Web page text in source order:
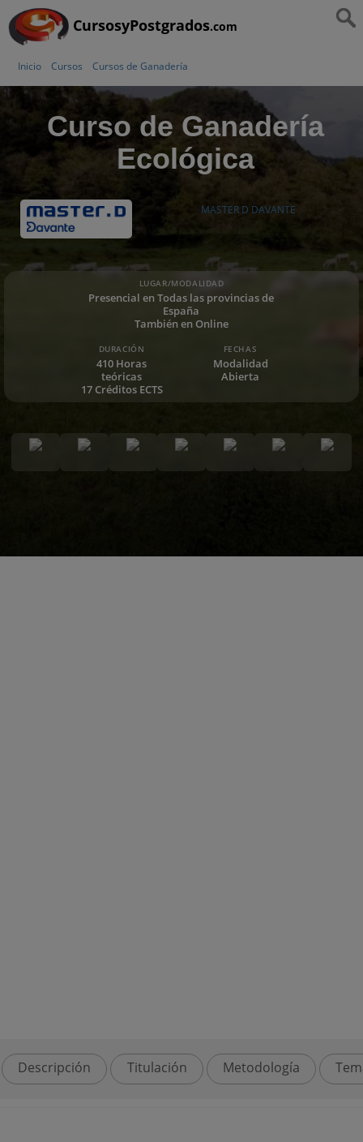
CursosyPostgrados.com
Inicio Cursos Cursos de Ganadería
Curso de Ganadería
Ecológica
MASTER D DAVANTE
LUGAR/MODALIDAD
Presencial en Todas las provincias de
España
También en Online
DURACIÓN
410 Horas
teóricas
17 Créditos ECTS
FECHAS
Modalidad
Abierta
Descripción Titulación Metodología